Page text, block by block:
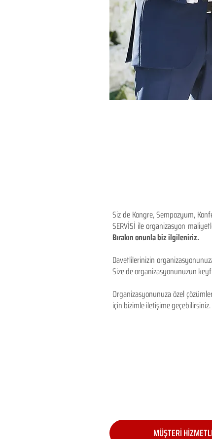
Siz de Kongre, Sempozyum,
SERVİSİ ile organizasyon
Bırakın onunla biz ilgileniriz.
Davetlilerinizin
Size de organizasyonunuzun
Organizasyonunuza özel
için bizimle iletişime
MÜŞTERİ